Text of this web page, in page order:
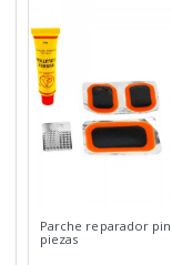
Parche reparador
piezas